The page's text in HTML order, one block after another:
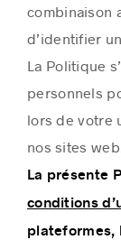
combinaison
d’identifier
La Politique
personnels
lors de votre
nos sites web.
La présente
conditions
plateformes,